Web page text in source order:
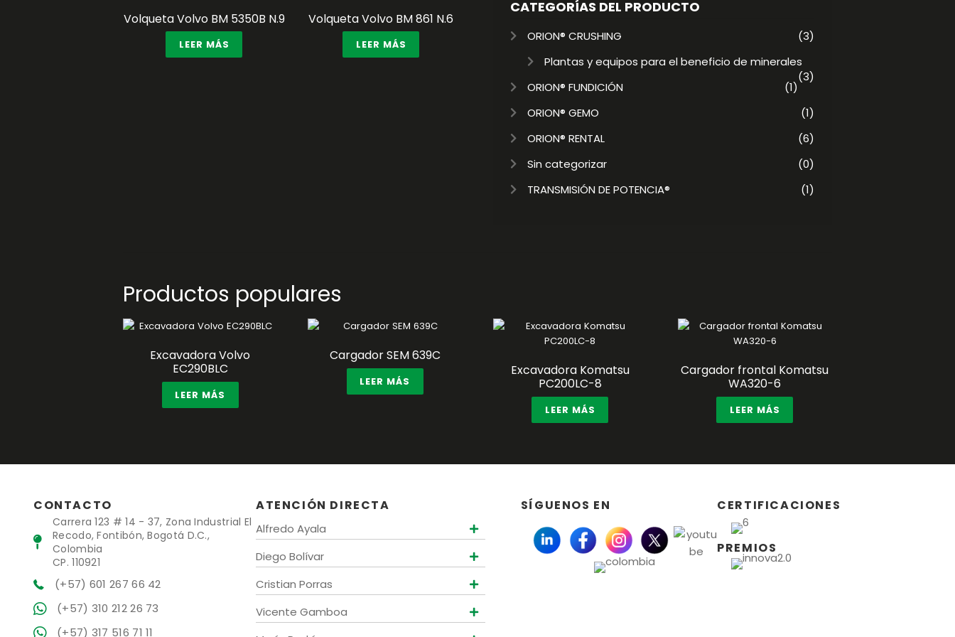
Volqueta Volvo BM 5350B N.9
LEER MÁS
Volqueta Volvo BM 861 N.6
LEER MÁS
CATEGORÍAS DEL PRODUCTO
ORION® CRUSHING
(3)
Plantas y equipos para el beneficio de minerales
(3)
ORION® FUNDICIÓN
(1)
ORION® GEMO
(1)
ORION® RENTAL
(6)
Sin categorizar
(0)
TRANSMISIÓN DE POTENCIA®
(1)
Productos populares
Excavadora Volvo
EC290BLC
LEER MÁS
Cargador SEM 639C
LEER MÁS
Excavadora Komatsu
PC200LC-8
LEER MÁS
Cargador frontal Komatsu
WA320-6
LEER MÁS
CONTACTO
Carrera 123 # 14 - 37, Zona Industrial El
Recodo, Fontibón, Bogotá D.C.,
Colombia
CP. 110921
(+57) 601 267 66 42
(+57) 310 212 26 73
(+57) 317 516 71 11
ATENCIÓN DIRECTA
Alfredo Ayala
Diego Bolívar
Cristian Porras
Vicente Gamboa
SÍGUENOS EN CERTIFICACIONES
PREMIOS